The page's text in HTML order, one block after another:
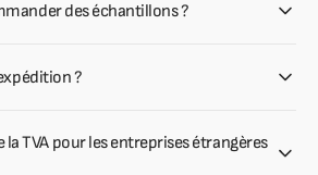
des échantillons ?
?
TVA pour les entreprises étrangères